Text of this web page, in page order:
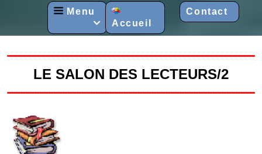
Menu
 Accueil
Contact
LE SALON DES LECTEURS/2